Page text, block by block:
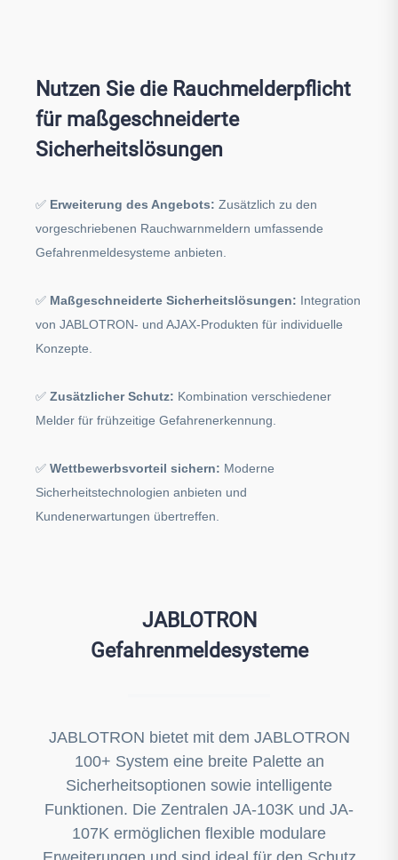
Nutzen Sie die Rauchmelderpflicht
für maßgeschneiderte
Sicherheitslösungen
✅ Erweiterung des Angebots: Zusätzlich zu den
vorgeschriebenen Rauchwarnmeldern umfassende
Gefahrenmeldesysteme anbieten.
✅ Maßgeschneiderte Sicherheitslösungen: Integration
von JABLOTRON- und AJAX-Produkten für individuelle
Konzepte.
✅ Zusätzlicher Schutz: Kombination verschiedener
Melder für frühzeitige Gefahrenerkennung.
✅ Wettbewerbsvorteil sichern: Moderne
Sicherheitstechnologien anbieten und
Kundenerwartungen übertreffen.
JABLOTRON
Gefahrenmeldesysteme
JABLOTRON bietet mit dem JABLOTRON
100+ System eine breite Palette an
Sicherheitsoptionen sowie intelligente
Funktionen. Die Zentralen JA-103K und JA-
107K ermöglichen flexible modulare